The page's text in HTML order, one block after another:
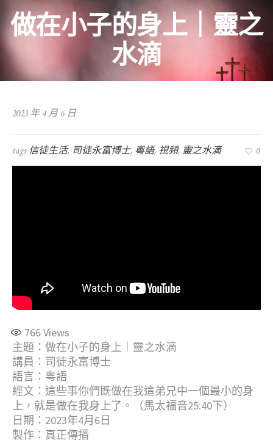
做在小子的身上｜靈之
水滴
2023 年 4 月 6 日
tags 信徒生活, 司徒永富博士, 粵語, 視頻,靈之水滴 0
766Views
主題：做在小子的身上｜靈之水滴
講員：司徒永富博士
語言：粤語
經文： 這些事你們既做在我這弟兄中一個最小的身
上，就是做在我身上了。（馬太福音25:40下）
日期：2023年4月6日
製作：真正傳播